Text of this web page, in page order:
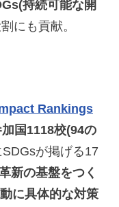
持続可能な開
にも貢献。
Rankings
国1118校(94の
SDGsが掲げる17
新の基盤をつく
に具体的な対策